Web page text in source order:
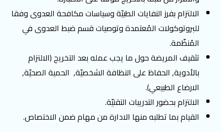
الالتزام بفرز النفايات الطبيّة وسياسات مكافحة العدوى وفقا
للبروتوكولات المُعتمدة وتوصيات قسم ضبط العدوى في
المُنظّمة.
تثقيف المريضة حول ما يجب عمله بعد التخريج (الالتزام
بالأدوية, الحفاظ على النظافة الشخصيّة, الحمية الصحيّة,
الارضاع الطبيعي).
الالتزام بحضور التدريبات التقنيّة.
القيام بما تطلبه منها الادارة من مهام ضمن الاختصاص.